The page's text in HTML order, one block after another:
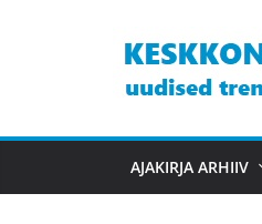
AJAKIRJA ARHIIV